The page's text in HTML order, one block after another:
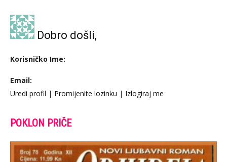
Dobro došli,
Korisničko Ime:
Email:
Uredi profil | Promijenite lozinku | Izlogiraj me
POKLON PRIČE